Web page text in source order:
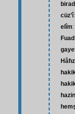
cüz’î
elîm
Fuad
hazin